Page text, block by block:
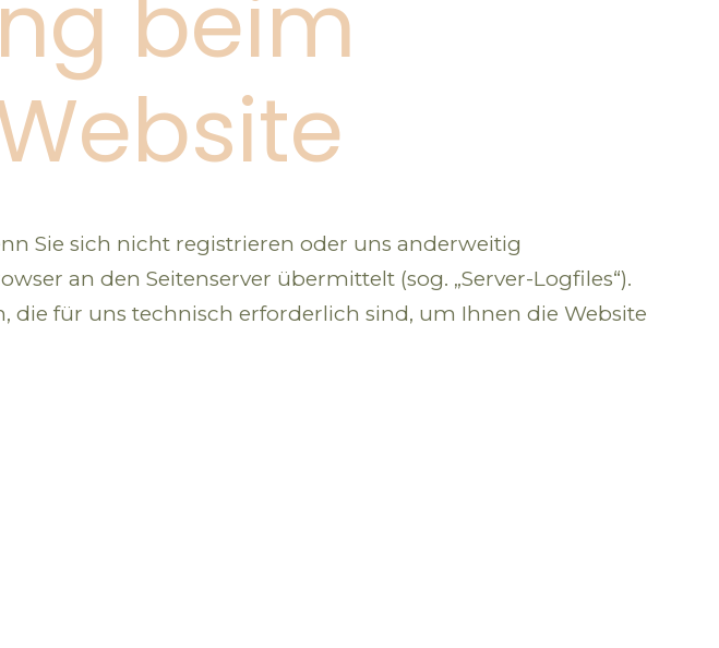
beim
Sie sich nicht registrieren oder uns anderweitig
an den Seitenserver übermittelt (sog. „Server-Logfiles“).
die für uns technisch erforderlich sind, um Ihnen die Website